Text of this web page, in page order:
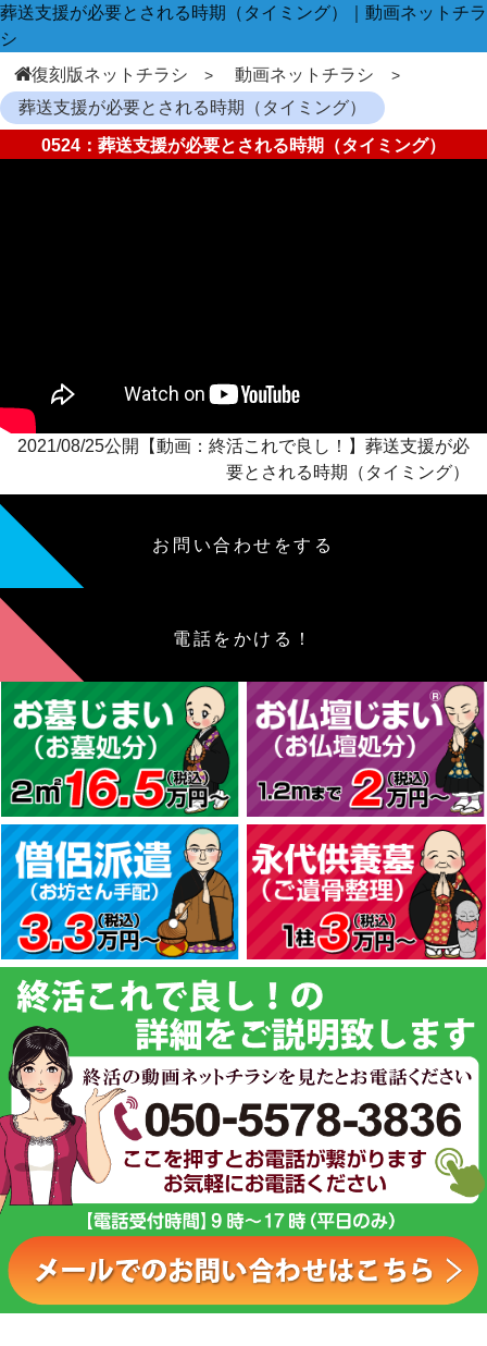
葬送支援が必要とされる時期（タイミング）｜動画ネットチラ
シ
復刻版ネットチラシ
動画ネットチラシ
葬送支援が必要とされる時期（タイミング）
0524：葬送支援が必要とされる時期（タイミング）
2021/08/25公開【動画：終活これで良し！】葬送支援が必
要とされる時期（タイミング）
お問い合わせをする
電話をかける！